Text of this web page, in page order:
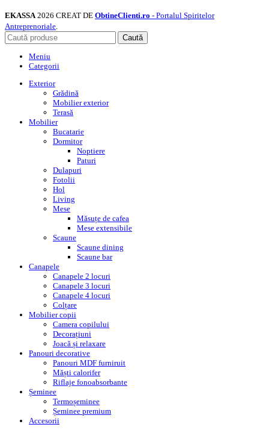
EKASSA 2026 CREAT DE ObtineClienti.ro - Portalul Spiritelor
Antreprenoriale
Caută
Meniu
Categorii
Exterior
Grădină
Mobilier exterior
Terasă
Mobilier
Bucatarie
Dormitor
Noptiere
Paturi
Dulapuri
Fotolii
Hol
Living
Mese
Măsuțe de cafea
Mese extensibile
Scaune
Scaune dining
Scaune bar
Canapele
Canapele 2 locuri
Canapele 3 locuri
Canapele 4 locuri
Colțare
Mobilier copii
Camera copilului
Decorațiuni
Joacă și relaxare
Panouri decorative
Panouri MDF furniruit
Măști calorifer
Riflaje fonoabsorbante
Șeminee
Termoșeminee
Șeminee premium
Accesorii